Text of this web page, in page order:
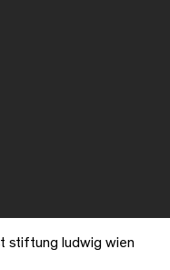
stiftung ludwig wien